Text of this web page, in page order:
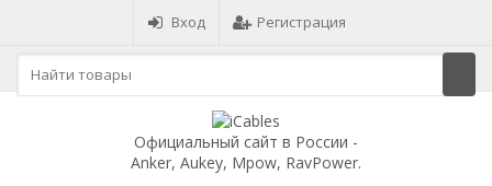
Вход Регистрация
Официальный сайт в России -
Anker, Aukey, Mpow, RavPower.